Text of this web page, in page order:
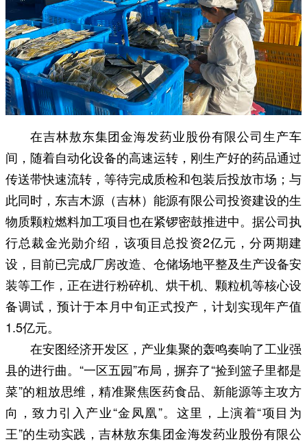
在吉林敖东集团金海发药业股份有限公司生产车
间，随着自动化设备的高速运转，刚生产好的药品通过
传送带快速流转，等待完成质检和包装后投放市场；与
此同时，东吉木源（吉林）能源有限公司投资建设的生
物质颗粒燃料加工项目也在紧锣密鼓推进中。据公司执
行总裁金光勋介绍，该项目总投资2亿元，分两期建
设，目前已完成厂房改造、仓储场地平整及生产设备安
装等工作，正在进行粉碎机、烘干机、颗粒机等核心设
备调试，预计于本月中旬正式投产，计划实现年产值
1.5亿元。
在安图经济开发区，产业集聚的轰鸣奏响了工业强
县的进行曲。“一区五园”布局，摒弃了“捡到篮子里都是
菜”的粗放思维，精准聚焦医药食品、新能源等主攻方
向，致力引入产业“金凤凰”。这里，上演着“项目为
王”的生动实践，吉林敖东集团金海发药业股份有限公